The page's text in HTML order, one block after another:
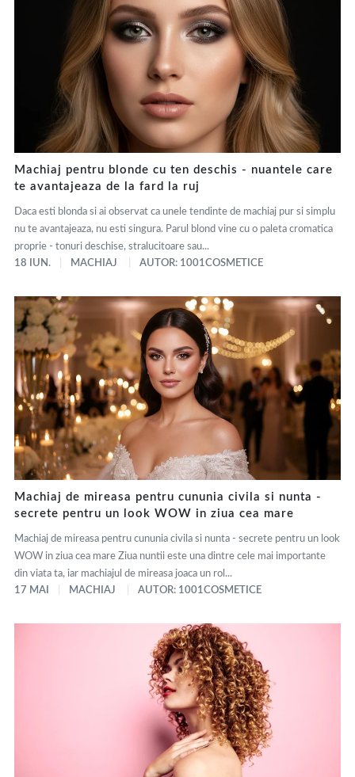
Machiaj pentru blonde cu ten deschis - nuantele care
te avantajeaza de la fard la ruj
Daca esti blonda si ai observat ca unele tendinte de machiaj pur si simplu
nu te avantajeaza, nu esti singura. Parul blond vine cu o paleta cromatica
proprie - tonuri deschise, stralucitoare sau...
18 IUN.
MACHIAJ AUTOR: 1001COSMETICE
Machiaj de mireasa pentru cununia civila si nunta -
secrete pentru un look WOW in ziua cea mare
Machiaj de mireasa pentru cununia civila si nunta - secrete pentru un look
WOW in ziua cea mare Ziua nuntii este una dintre cele mai importante
din viata ta, iar machiajul de mireasa joaca un rol...
17 MAI
MACHIAJ AUTOR: 1001COSMETICE